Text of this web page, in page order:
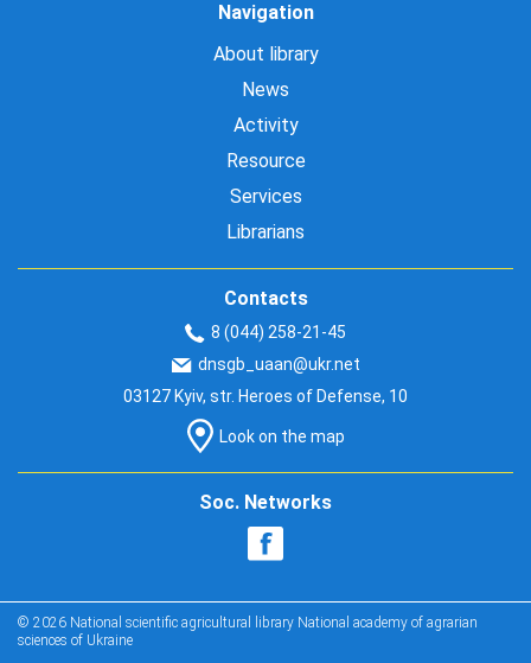
Navigation
About library
News
Activity
Resource
Services
Librarians
Contacts
8 (044) 258-21-45
dnsgb_uaan@ukr.net
03127 Kyiv, str. Heroes of Defense, 10
Look on the map
Soc. Networks
© 2026 National scientific agricultural library National academy of agrarian
sciences of Ukraine